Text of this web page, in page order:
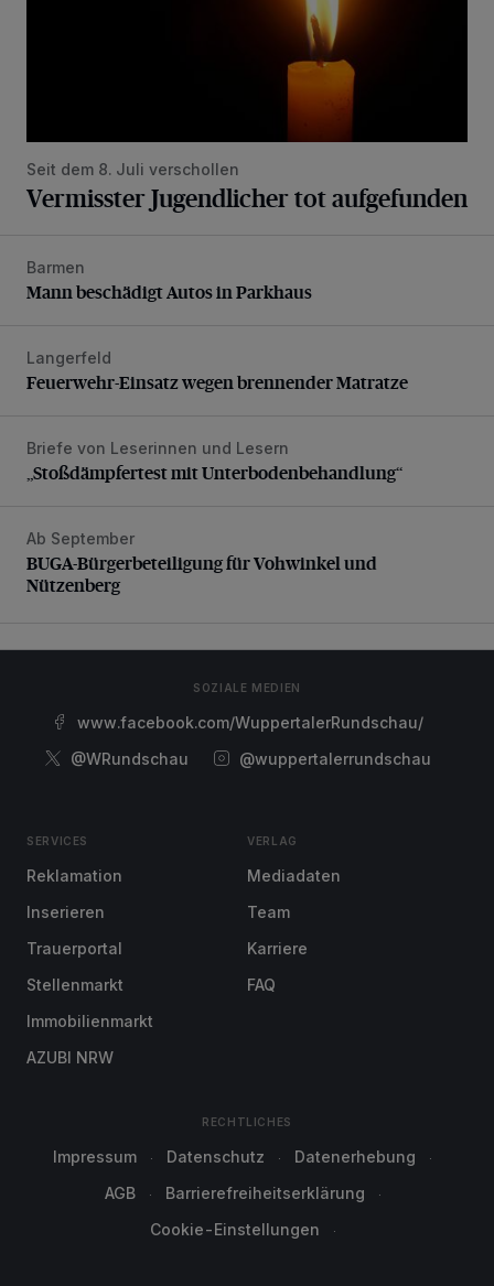
Seit dem 8. Juli verschollen
Vermisster Jugendlicher tot aufgefunden
Mann beschädigt Autos in Parkhaus
Barmen
Mann beschädigt Autos in Parkhaus
Feuerwehr-Einsatz wegen brennender Matratze
Langerfeld
Feuerwehr-Einsatz wegen brennender Matratze
„Stoßdämpfertest mit Unterbodenbehandlung“
Briefe von Leserinnen und Lesern
„Stoßdämpfertest mit Unterbodenbehandlung“
BUGA-Bürgerbeteiligung für Vohwinkel und Nützenberg
Ab September
BUGA-Bürgerbeteiligung für Vohwinkel und
Nützenberg
SOZIALE MEDIEN
www.facebook.com/WuppertalerRundschau/
@WRundschau
@wuppertalerrundschau
SERVICES
Reklamation
Inserieren
Trauerportal
Stellenmarkt
Immobilienmarkt
AZUBI NRW
VERLAG
Mediadaten
Team
Karriere
FAQ
RECHTLICHES
Impressum Datenschutz
Datenerhebung
AGB
Barrierefreiheitserklärung
Cookie-Einstellungen